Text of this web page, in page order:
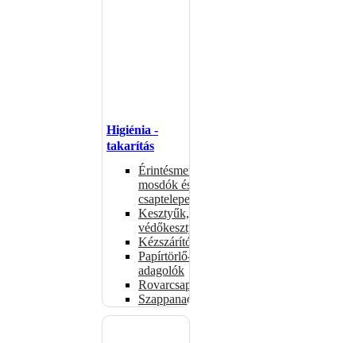
Higiénia -
takarítás
Érintésmentes
mosdók és
csaptelepek
Kesztyűk,
védőkesztyűk
Kézszárítók
Papírtörlő-
adagolók
Rovarcsapdák
Szappanadagolók